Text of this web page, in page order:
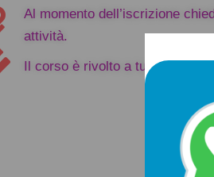
Al momento dell’iscrizione
attività.
Il corso è rivolto a tutte le